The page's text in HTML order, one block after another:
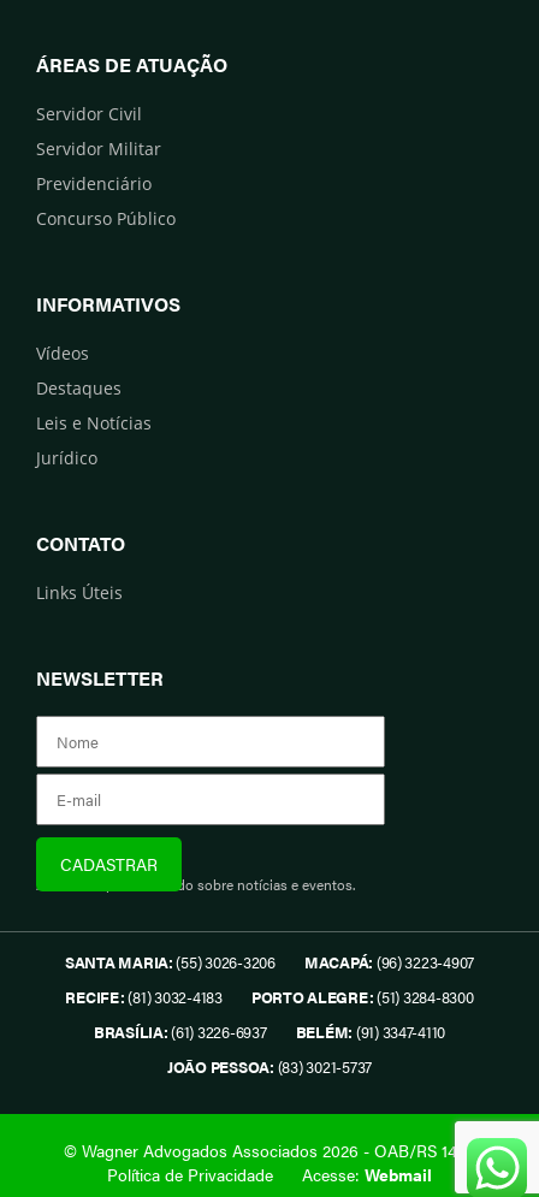
ÁREAS DE ATUAÇÃO
Servidor Civil
Servidor Militar
Previdenciário
Concurso Público
INFORMATIVOS
Vídeos
Destaques
Leis e Notícias
Jurídico
CONTATO
Links Úteis
NEWSLETTER
Assine e fique informado sobre notícias e eventos.
SANTA MARIA:(55) 3026-3206 MACAPÁ: (96) 3223-4907
RECIFE:(81) 3032-4183 PORTO ALEGRE:(51) 3284-8300
BRASÍLIA:(61) 3226-6937 BELÉM: (91) 3347-4110
JOÃO PESSOA: (83) 3021-5737
© Wagner Advogados Associados 2026 - OAB/RS 1419.
Política de Privacidade
Acesse: Webmail